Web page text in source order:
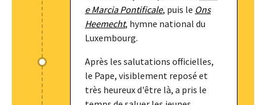
e Marcia Pontificale, puis le Ons
Heemecht, hymne national du
Luxembourg.
Après les salutations officielles,
le Pape, visiblement reposé et
très heureux d'être là, a pris le